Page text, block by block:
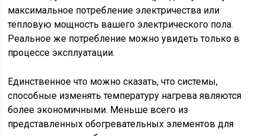
максимальное потребление электричества или
тепловую мощность вашего электрического пола.
Реальное же потребление можно увидеть только в
процессе эксплуатации.
Единственное что можно сказать, что системы,
способные изменять температуру нагрева являются
более экономичными. Меньше всего из
представленных обогревательных элементов для